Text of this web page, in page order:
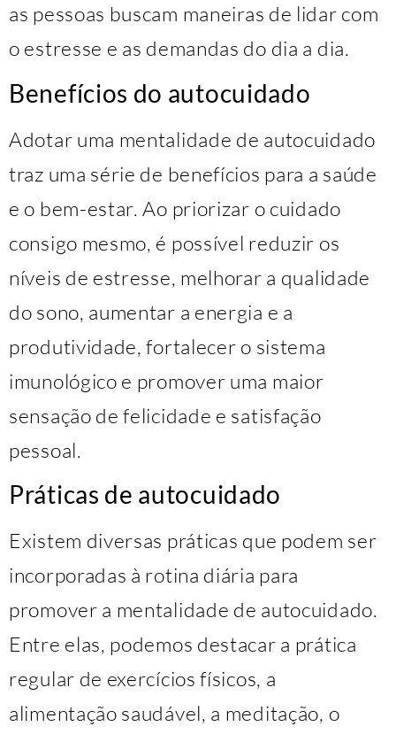
as pessoas buscam maneiras de lidar com
o estresse e as demandas do dia a dia.
Benefícios do autocuidado
Adotar uma mentalidade de autocuidado
traz uma série de benefícios para a saúde
e o bem-estar. Ao priorizar o cuidado
consigo mesmo, é possível reduzir os
níveis de estresse, melhorar a qualidade
do sono, aumentar a energia e a
produtividade, fortalecer o sistema
imunológico e promover uma maior
sensação de felicidade e satisfação
pessoal.
Práticas de autocuidado
Existem diversas práticas que podem ser
incorporadas à rotina diária para
promover a mentalidade de autocuidado.
Entre elas, podemos destacar a prática
regular de exercícios físicos, a
alimentação saudável, a meditação, o